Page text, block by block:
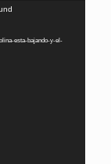
esta-bajando-y-el-